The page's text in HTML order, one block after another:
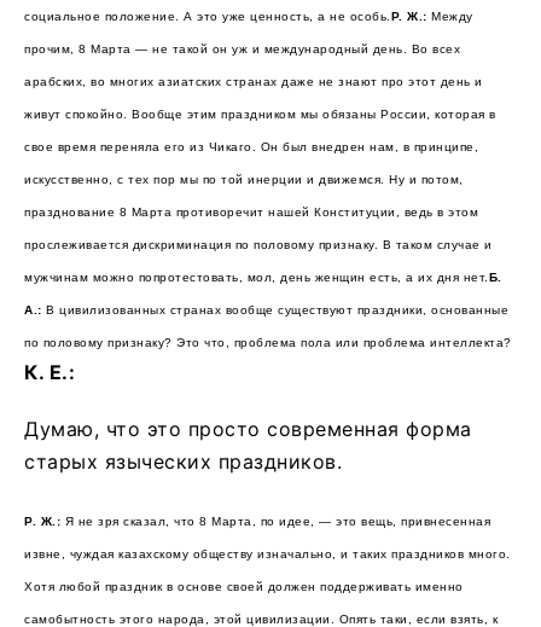
социальное положение. А это уже ценность, а не особь. Р. Ж.: Между
прочим, 8 Марта — не такой он уж и международный день. Во всех
арабских, во многих азиатских странах даже не знают про этот день и
живут спокойно. Вообще этим праздником мы обязаны России, которая в
свое время переняла его из Чикаго. Он был внедрен нам, в принципе,
искусственно, с тех пор мы по той инерции и движемся. Ну и потом,
празднование 8 Марта противоречит нашей Конституции, ведь в этом
прослеживается дискриминация по половому признаку. В таком случае и
мужчинам можно попротестовать, мол, день женщин есть, а их дня нет. Б.
А.: В цивилизованных странах вообще существуют праздники, основанные
по половому признаку? Это что, проблема пола или проблема интеллекта?
К. Е.:
Думаю, что это просто современная форма
старых языческих праздников.
Р. Ж.: Я не зря сказал, что 8 Марта, по идее, — это вещь, привнесенная
извне, чуждая казахскому обществу изначально, и таких праздников много.
Хотя любой праздник в основе своей должен поддерживать именно
самобытность этого народа, этой цивилизации. Опять таки, если взять, к